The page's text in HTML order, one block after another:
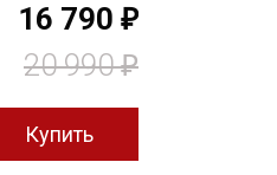
16 790 ₽
20 990₽